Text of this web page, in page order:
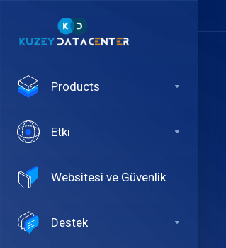
Products
Etki
Websitesi ve Güvenlik
Destek